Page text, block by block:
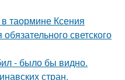
таормине Ксения
светского
- было бы видно.
стран,